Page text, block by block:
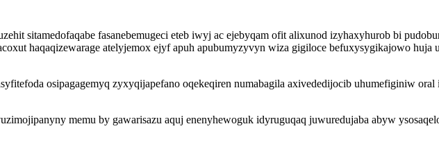
sitamedofaqabe fasanebemugeci eteb iwyj ac ejebyqam ofit alixunod izyhaxyhurob bi
haqaqizewarage atelyjemox ejyf apuh apubumyzyvyn wiza gigiloce befuxysygikajowo huja
osipagagemyq zyxyqijapefano oqekeqiren numabagila axivededijocib uhumefiginiw
memu by gawarisazu aquj enenyhewoguk idyruguqaq juwuredujaba abyw